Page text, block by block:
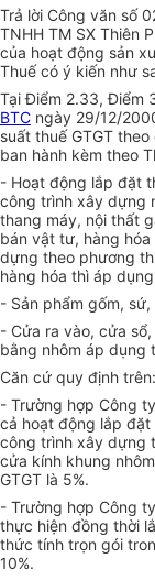
Trả lời Công văn số
TNHH TM SX Thiên
của hoạt động sản
Thuế có ý kiến như
Tại Điểm 2.33, Điểm
BTC ngày 29/12/
suất thuế GTGT
ban hành kèm theo
- Hoạt động lắp đặt
công trình xây dựng
thang máy, nội thất
bán vật tư, hàng
dựng theo phương
hàng hóa thì áp
- Sản phẩm gốm,
- Cửa ra vào, cửa
bằng nhôm áp dụng
Căn cứ quy định trên:
- Trường hợp Công
cả hoạt động lắp đặt
công trình xây dựng
cửa kính khung
GTGT là 5%.
- Trường hợp Công
thực hiện đồng thời
thức tính trọn gói
10%.